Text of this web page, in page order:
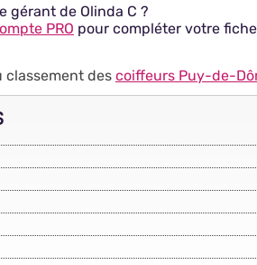
gérant de Olinda C ?
PRO pour compléter votre
classement des coiffeurs Puy-de-